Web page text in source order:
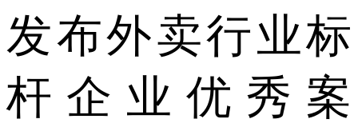
发布外卖行业标
杆企业优秀案